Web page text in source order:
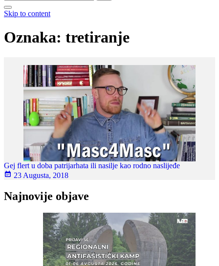
Skip to content
Oznaka: tretiranje
Gej flert u doba patrijarhata ili nasilje kao rodno naslijeđe
23 Augusta, 2018
Najnovije objave